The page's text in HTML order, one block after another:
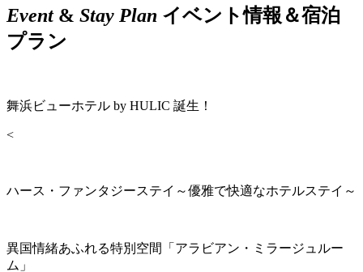
Event& Stay Plan イベント情報＆宿泊
プラン
舞浜ビューホテル by HULIC 誕生！
<
ハース・ファンタジーステイ～優雅で快適なホテルステイ～
異国情緒あふれる特別空間「アラビアン・ミラージュルー
ム」